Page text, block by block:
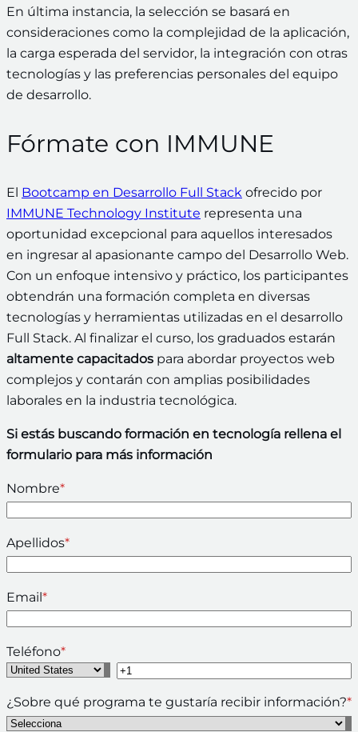
En última instancia, la selección se basará en
consideraciones como la complejidad de la aplicación,
la carga esperada del servidor, la integración con otras
tecnologías y las preferencias personales del equipo
de desarrollo.
Fórmate con IMMUNE
El Bootcamp en Desarrollo Full Stack ofrecido por
IMMUNE Technology Institute representa una
oportunidad excepcional para aquellos interesados
en ingresar al apasionante campo del Desarrollo Web.
Con un enfoque intensivo y práctico, los participantes
obtendrán una formación completa en diversas
tecnologías y herramientas utilizadas en el desarrollo
Full Stack. Al finalizar el curso, los graduados estarán
altamente capacitados para abordar proyectos web
complejos y contarán con amplias posibilidades
laborales en la industria tecnológica.
Si estás buscando formación en tecnología rellena el
formulario para más información
Nombre*
Apellidos*
Email*
Teléfono*
¿Sobre qué programa te gustaría recibir información?*